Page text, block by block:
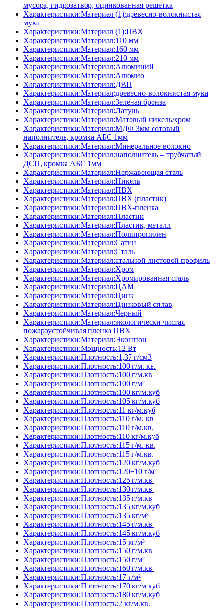
мусора, гидрозатвор, оцинкованная решетка
Характеристики:Материал (1):древесно-волокнистая
мука
Характеристики:Материал (1):ПВХ
Характеристики:Материал:110 мм
Характеристики:Материал:160 мм
Характеристики:Материал:210 мм
Характеристики:Материал:Алюминий
Характеристики:Материал:Алюмио
Характеристики:Материал:ДВП
Характеристики:Материал:древесно-волокнистая мука
Характеристики:Материал:Зелёная бронза
Характеристики:Материал:Латунь
Характеристики:Материал:Матовый никель/хром
Характеристики:Материал:МДФ 3мм сотовый
наполнитель, кромка AБC 1мм
Характеристики:Материал:Минеральное волокно
Характеристики:Материал:наполнитель – трубчатый
ДСП, кромка AБC 1мм
Характеристики:Материал:Нержавеющая сталь
Характеристики:Материал:Никель
Характеристики:Материал:ПВХ
Характеристики:Материал:ПВХ (пластик)
Характеристики:Материал:ПВХ-пленка
Характеристики:Материал:Пластик
Характеристики:Материал:Пластик, металл
Характеристики:Материал:Полипропилен
Характеристики:Материал:Сатин
Характеристики:Материал:Сталь
Характеристики:Материал:стальной листовой профиль
Характеристики:Материал:Хром
Характеристики:Материал:Хромированная сталь
Характеристики:Материал:ЦАМ
Характеристики:Материал:Цинк
Характеристики:Материал:Цинковый сплав
Характеристики:Материал:Черный
Характеристики:Материал:экологически чистая
пожароустойчивая пленка ПВХ
Характеристики:Материал:Экошпон
Характеристики:Мощность:12 Вт
Характеристики:Плотность:1,37 г/см3
Характеристики:Плотность:100 г/м. кв.
Характеристики:Плотность:100 г/м.кв.
Характеристики:Плотность:100 г/м²
Характеристики:Плотность:100 кг/м.куб
Характеристики:Плотность:105 кг/м.куб
Характеристики:Плотность:11 кг/м.куб
Характеристики:Плотность:110 г/м. кв
Характеристики:Плотность:110 г/м.кв.
Характеристики:Плотность:110 кг/м.куб
Характеристики:Плотность:115 г/м. кв.
Характеристики:Плотность:115 г/м.кв.
Характеристики:Плотность:120 кг/м.куб
Характеристики:Плотность:120±10 г/м²
Характеристики:Плотность:125 г/м.кв.
Характеристики:Плотность:130 г/м.кв.
Характеристики:Плотность:135 г/м.кв.
Характеристики:Плотность:135 кг/м.куб
Характеристики:Плотность:135 кг/м³
Характеристики:Плотность:145 г/м.кв.
Характеристики:Плотность:145 кг/м.куб
Характеристики:Плотность:15 кг/м³
Характеристики:Плотность:150 г/м.кв.
Характеристики:Плотность:150 г/м²
Характеристики:Плотность:160 г/м.кв.
Характеристики:Плотность:17 г/м²
Характеристики:Плотность:170 кг/м.куб
Характеристики:Плотность:180 кг/м.куб
Характеристики:Плотность:2 кг/м.кв.